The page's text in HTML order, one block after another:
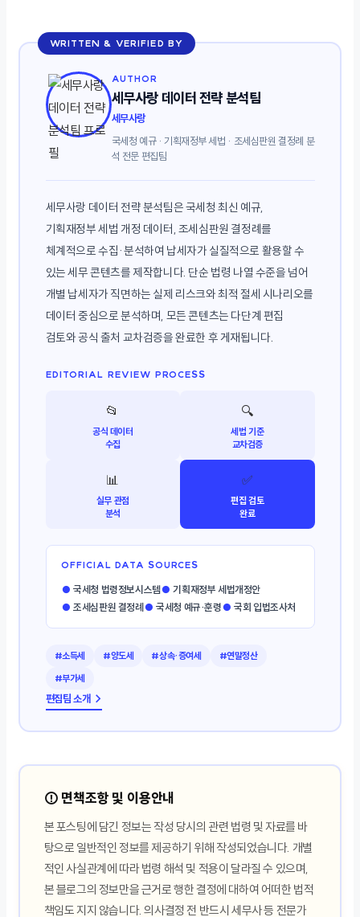
WRITTEN & VERIFIED BY
AUTHOR
세무사랑 데이터 전략 분석팀
세무사랑
국세청 예규 · 기획재정부 세법 · 조세심판원 결정례 분
석 전문 편집팀
세무사랑 데이터 전략 분석팀은 국세청 최신 예규,
기획재정부 세법 개정 데이터, 조세심판원 결정례를
체계적으로 수집·분석하여 납세자가 실질적으로 활용할 수
있는 세무 콘텐츠를 제작합니다. 단순 법령 나열 수준을 넘어
개별 납세자가 직면하는 실제 리스크와 최적 절세 시나리오를
데이터 중심으로 분석하며, 모든 콘텐츠는 다단계 편집
검토와 공식 출처 교차검증을 완료한 후 게재됩니다.
EDITORIAL REVIEW PROCESS
📂
공식 데이터
수집
🔍
세법 기준
교차검증
📊
실무 관점
분석
✅
편집 검토
완료
OFFICIAL DATA SOURCES
● 국세청 법령정보시스템● 기획재정부 세법개정안
● 조세심판원 결정례 ● 국세청 예규·훈령● 국회 입법조사처
#소득세 #양도세 #상속·증여세
#연말정산
#부가세
편집팀 소개 →
⚠️ 면책조항 및 이용안내
본 포스팅에 담긴 정보는 작성 당시의 관련 법령 및 자료를 바
탕으로 일반적인 정보를 제공하기 위해 작성되었습니다. 개별
적인 사실관계에 따라 법령 해석 및 적용이 달라질 수 있으며,
본 블로그의 정보만을 근거로 행한 결정에 대하여 어떠한 법적
책임도 지지 않습니다. 의사결정 전 반드시 세무사 등 전문가